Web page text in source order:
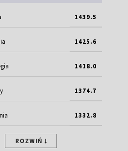
1439.5
1425.6
1418.0
1374.7
1332.8
ROZWIŃ